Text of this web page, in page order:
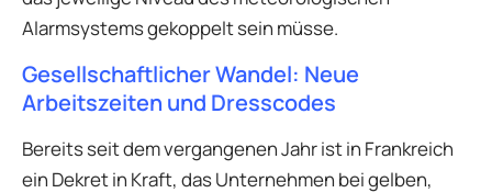
Alarmsystems gekoppelt sein müsse.
Gesellschaftlicher Wandel: Neue
Arbeitszeiten und Dresscodes
Bereits seit dem vergangenen Jahr ist in Frankreich
ein Dekret in Kraft, das Unternehmen bei gelben,